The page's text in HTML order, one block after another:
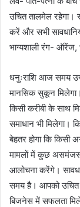
उचित तालमेल रहेगा।
करें और सभी
भाग्यशाली रंग-
धनुःराशि आज समय
मानसिक सुकून
किसी करीबी के
समाधान भी मिलेगा।
बेहतर होगा कि किसी
मामलों में कुछ असमंजस
आलोचना करेंगे।
समय है। आपको उचित
बिजनेस में सफलता